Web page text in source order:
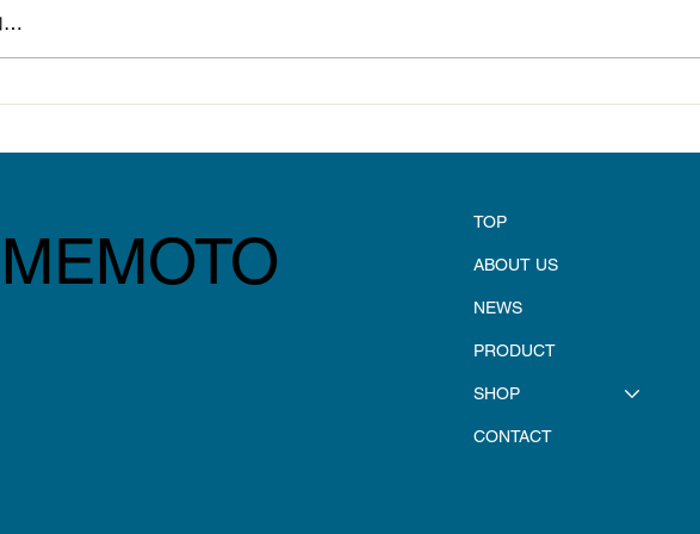
のお知らせ 年末年始休業のお知らせ
…
TOP
ABOUT US
NEWS
PRODUCT
SHOP
CONTACT